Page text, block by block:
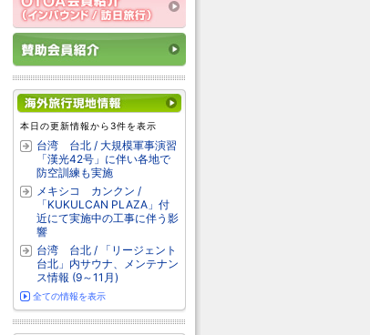
本日の更新情報から3件を表示
台湾 台北 / 大規模軍事演習
「漢光42号」に伴い各地で
防空訓練も実施
メキシコ カンクン /
「KUKULCAN PLAZA」付
近にて実施中の工事に伴う影
響
台湾 台北 / 「リージェント
台北」内サウナ、メンテナン
ス情報 (9～11月)
全ての情報を表示